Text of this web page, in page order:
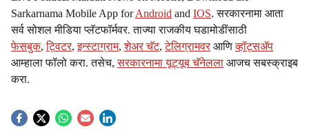
Sarkarnama Mobile App forAndroid and IOS. सरकारनामा आता
सर्व सोशल मीडिया प्लॅटफॉर्मवर. ताज्या राजकीय घडामोडींसाठी
फेसबुक,ट्विटर,इन्स्टाग्राम,शेअर चॅट,टेलिग्रामवर आणिव्हॉट्सॲप
आम्हाला फॉलो करा. तसेच,सरकारनामा यूट्यूब चॅनेलला आजच सबस्क्राइब
करा.